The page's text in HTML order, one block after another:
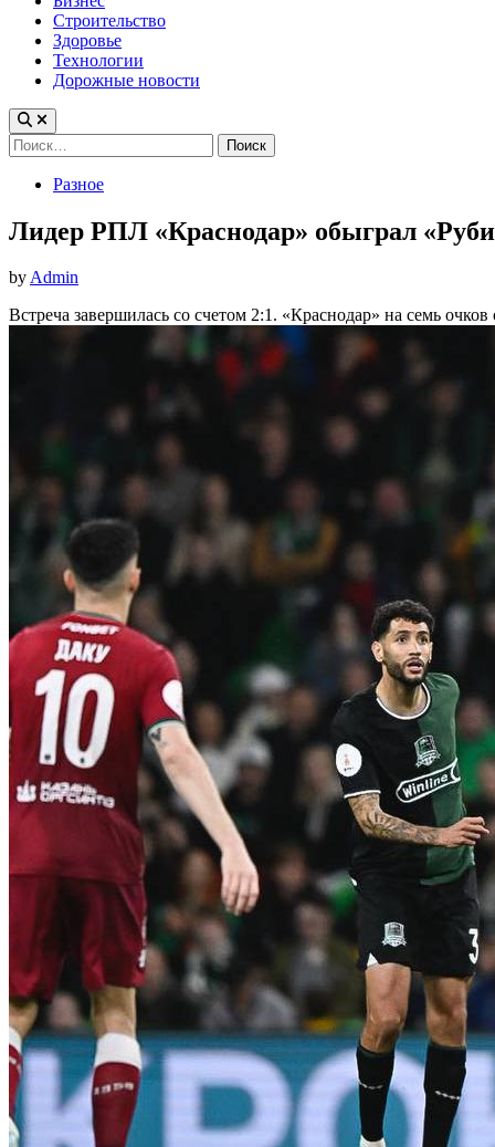
Строительство
Здоровье
Технологии
Дорожные новости
Найти:
PostedРазное
Лидер РПЛ «Краснодар» обыграл
byAdmin
Встреча завершилась со счетом 2:1. «Краснодар» на семь